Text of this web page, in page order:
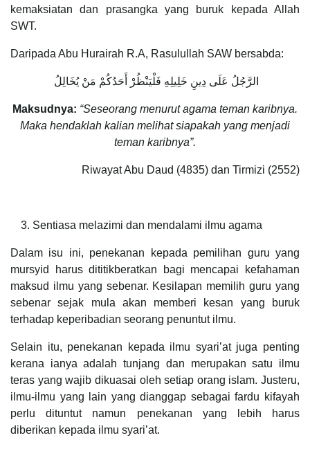
kemaksiatan dan prasangka yang buruk kepada Allah
SWT.
Daripada Abu Hurairah R.A, Rasulullah SAW bersabda:
الرَّجُلُ عَلَى دِينِ خَلِيلِهِ فَلْيَنْظُرْ أَحَدُكُمْ مَنْ يُخَالِلُ
Maksudnya: “Seseorang menurut agama teman karibnya.
Maka hendaklah kalian melihat siapakah yang menjadi
teman karibnya”.
Riwayat Abu Daud (4835) dan Tirmizi (2552)
Sentiasa melazimi dan mendalami ilmu agama
Dalam isu ini, penekanan kepada pemilihan guru yang
mursyid harus dititikberatkan bagi mencapai kefahaman
maksud ilmu yang sebenar. Kesilapan memilih guru yang
sebenar sejak mula akan memberi kesan yang buruk
terhadap keperibadian seorang penuntut ilmu.
Selain itu, penekanan kepada ilmu syari’at juga penting
kerana ianya adalah tunjang dan merupakan satu ilmu
teras yang wajib dikuasai oleh setiap orang islam. Justeru,
ilmu-ilmu yang lain yang dianggap sebagai fardu kifayah
perlu dituntut namun penekanan yang lebih harus
diberikan kepada ilmu syari’at.